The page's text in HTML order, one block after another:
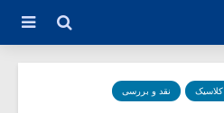
نقد و بررسی